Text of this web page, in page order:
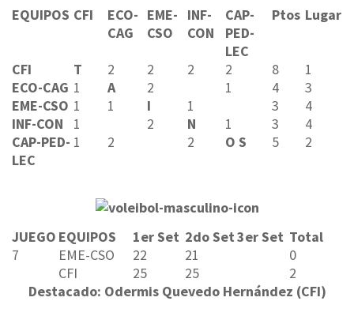
EQUIPOS CFI
ECO-
CAG
EME-
CSO
INF-
CON
CAP-
PED-
LEC
Ptos Lugar
CFI T 2 2 2 2 8
1
ECO-CAG 1 A 2 1 4
3
EME-CSO 1 1 I 1 3
4
INF-CON
1 2 N 1 3
4
CAP-PED-
LEC
1 2 2 O S 5 2
JUEGO EQUIPOS 1er Set 2do Set3er Set Total
7
EME-CSO 22 21
0
CFI
25 25
2
Destacado: Odermis Quevedo Hernández (CFI)